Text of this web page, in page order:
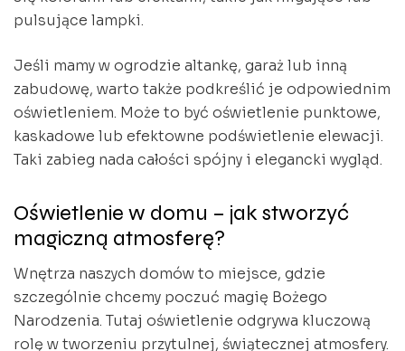
pulsujące lampki.
Jeśli mamy w ogrodzie altankę, garaż lub inną
zabudowę, warto także podkreślić je odpowiednim
oświetleniem. Może to być oświetlenie punktowe,
kaskadowe lub efektowne podświetlenie elewacji.
Taki zabieg nada całości spójny i elegancki wygląd.
Oświetlenie w domu – jak stworzyć
magiczną atmosferę?
Wnętrza naszych domów to miejsce, gdzie
szczególnie chcemy poczuć magię Bożego
Narodzenia. Tutaj oświetlenie odgrywa kluczową
rolę w tworzeniu przytulnej, świątecznej atmosfery.